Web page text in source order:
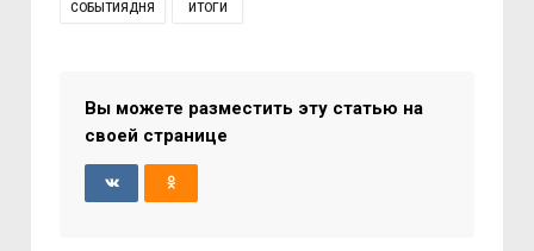
СОБЫТИЯДНЯ ИТОГИ
Вы можете разместить эту статью на
своей странице